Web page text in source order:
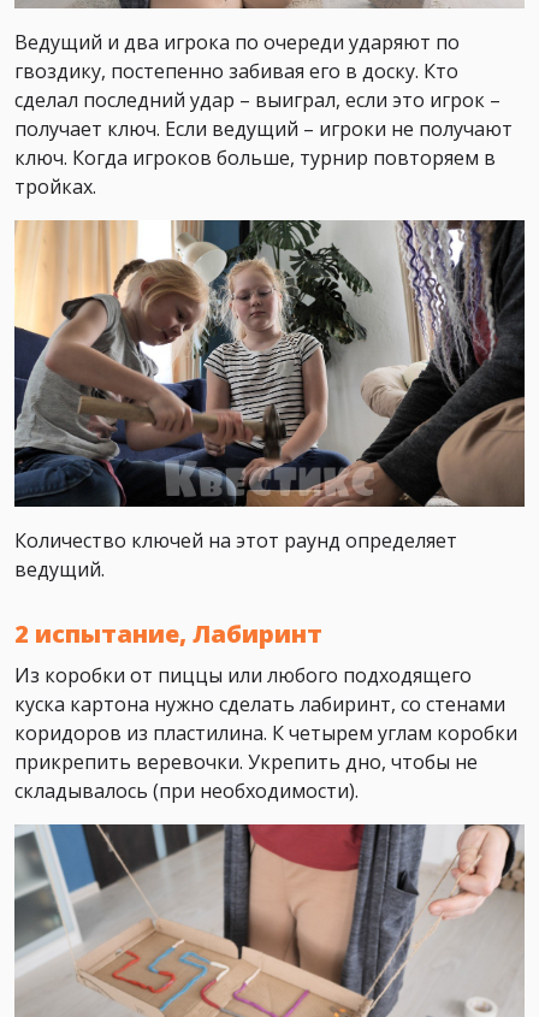
Ведущий и два игрока по очереди ударяют по
гвоздику, постепенно забивая его в доску. Кто
сделал последний удар – выиграл, если это игрок –
получает ключ. Если ведущий – игроки не получают
ключ. Когда игроков больше, турнир повторяем в
тройках.
Количество ключей на этот раунд определяет
ведущий.
2 испытание, Лабиринт
Из коробки от пиццы или любого подходящего
куска картона нужно сделать лабиринт, со стенами
коридоров из пластилина. К четырем углам коробки
прикрепить веревочки. Укрепить дно, чтобы не
складывалось (при необходимости).